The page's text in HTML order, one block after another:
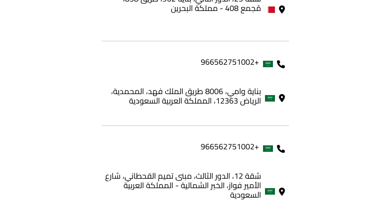
مُجمع 408 - مملكة البحرين
+966562751002
بناية وامي، 8006 طريق الملك فهد، المحمدية،
الرياض 12363، المملكة العربية السعودية
+966562751002
شقة 12، الدور الثالث، مبنى تميم القحطاني، شارع
الأمير فواز، الخبر الشمالية - المملكة العربية
السعودية